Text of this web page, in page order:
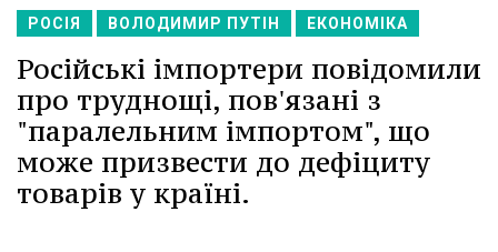
РОСІЯ ВОЛОДИМИР ПУТІН ЕКОНОМІКА
Російські імпортери повідомили
про труднощі, пов'язані з
"паралельним імпортом", що
може призвести до дефіциту
товарів у країні.